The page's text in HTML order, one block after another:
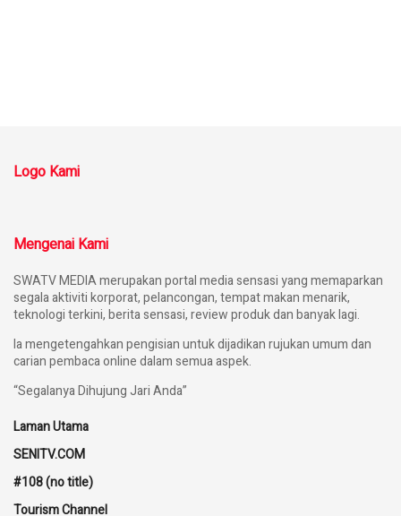
Logo Kami
Mengenai Kami
SWATV MEDIA merupakan portal media sensasi yang memaparkan
segala aktiviti korporat, pelancongan, tempat makan menarik,
teknologi terkini, berita sensasi, review produk dan banyak lagi.
Ia mengetengahkan pengisian untuk dijadikan rujukan umum dan
carian pembaca online dalam semua aspek.
“Segalanya Dihujung Jari Anda”
Laman Utama
SENITV.COM
#108 (no title)
Tourism Channel